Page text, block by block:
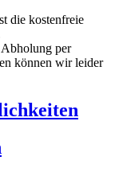
die kostenfreie
per
können wir leider